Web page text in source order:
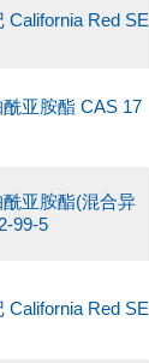
California Red SE
亚胺酯 CAS 17
亚胺酯(混合异
99-5
California Red SE